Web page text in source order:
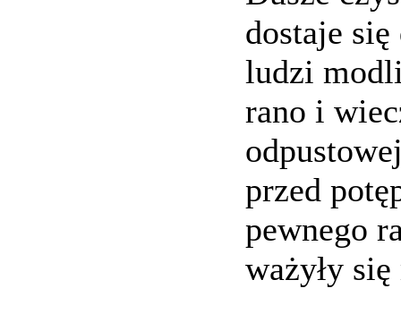
dostaje się
ludzi
rano i
przed
pewnego
ważyły